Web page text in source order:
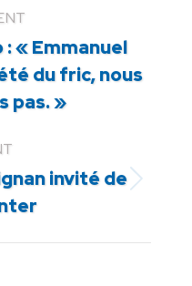
: « Emmanuel
du fric, nous
pas. »
invité de